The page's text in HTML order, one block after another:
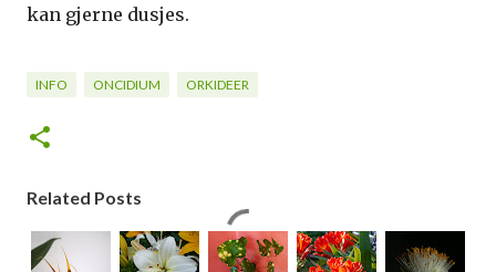
kan gjerne dusjes.
INFO ONCIDIUM ORKIDEER
Related Posts